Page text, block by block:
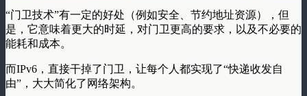
“门卫技术”有一定的好处（例如安全、节约地址资源），但
是，它意味着更大的时延，对门卫更高的要求，以及不必要的
能耗和成本。
而IPv6，直接干掉了门卫，让每个人都实现了“快递收发自
由”，大大简化了网络架构。